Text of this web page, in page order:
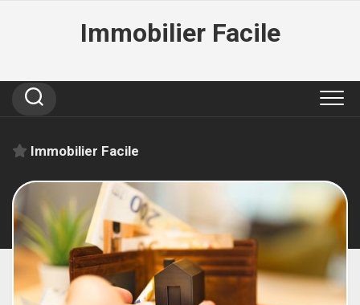
Immobilier Facile
Immobilier Facile